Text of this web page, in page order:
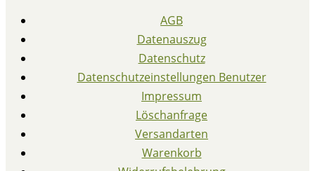
AGB
Datenauszug
Datenschutz
Datenschutzeinstellungen Benutzer
Impressum
Löschanfrage
Versandarten
Warenkorb